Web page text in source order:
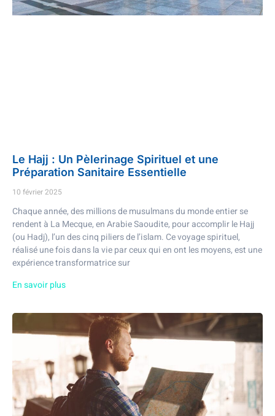
Le Hajj : Un Pèlerinage Spirituel et une
Préparation Sanitaire Essentielle
10 février 2025
Chaque année, des millions de musulmans du monde entier se
rendent à La Mecque, en Arabie Saoudite, pour accomplir le Hajj
(ou Hadj), l’un des cinq piliers de l’islam. Ce voyage spirituel,
réalisé une fois dans la vie par ceux qui en ont les moyens, est une
expérience transformatrice sur
En savoir plus